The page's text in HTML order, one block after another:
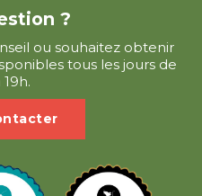
?
ou souhaitez obtenir
tous les jours de